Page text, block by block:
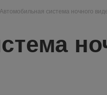
Автомобильная система ночного